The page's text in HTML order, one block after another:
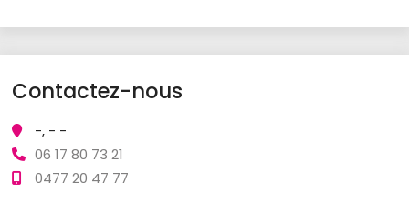
Contactez-nous
-, - -
06 17 80 73 21
0477 20 47 77